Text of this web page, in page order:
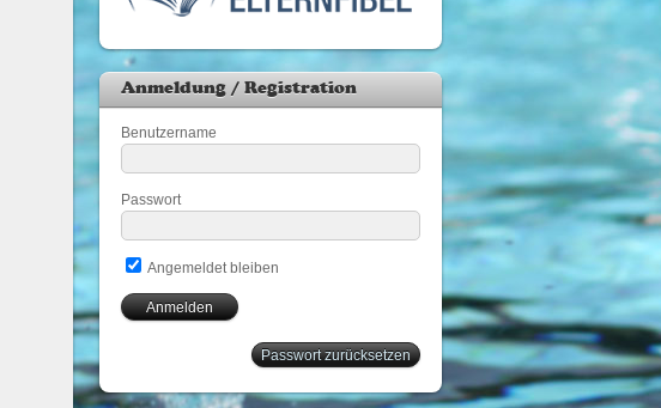
Anmeldung / Registration
Benutzername
Passwort
Angemeldet bleiben
Passwort zurücksetzen